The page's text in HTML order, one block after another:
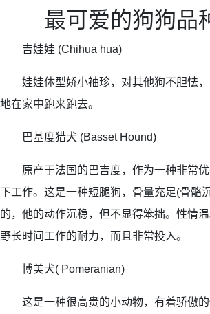
最可爱的狗狗品
吉娃娃 (Chihua hua)
娃娃体型娇小袖珍，对其他狗不胆怯，
地在家中跑来跑去。
巴基度猎犬 (Basset Hound)
原产于法国的巴吉度，作为一种非常优
下工作。这是一种短腿狗，骨量充足(骨骼
的，他的动作沉稳，但不显得笨拙。性情
野长时间工作的耐力，而且非常投入。
博美犬( Pomeranian)
这是一种很高贵的小动物，有着骄傲的